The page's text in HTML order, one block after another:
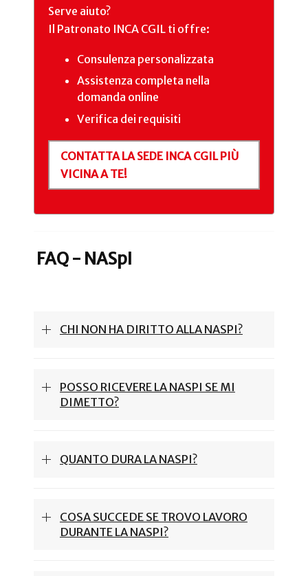
Serve aiuto?
Il Patronato INCA CGIL ti offre:
Consulenza personalizzata
Assistenza completa nella
domanda online
Verifica dei requisiti
CONTATTA LA SEDE INCA CGIL PIÙ
VICINA A TE!
FAQ - NASpI
CHI NON HA DIRITTO ALLA NASPI?
POSSO RICEVERE LA NASPI SE MI
DIMETTO?
QUANTO DURA LA NASPI?
COSA SUCCEDE SE TROVO LAVORO
DURANTE LA NASPI?